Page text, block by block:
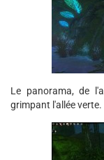
Le panorama, de
grimpant l'allée verte.